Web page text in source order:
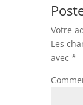
Votre
Les
avec *